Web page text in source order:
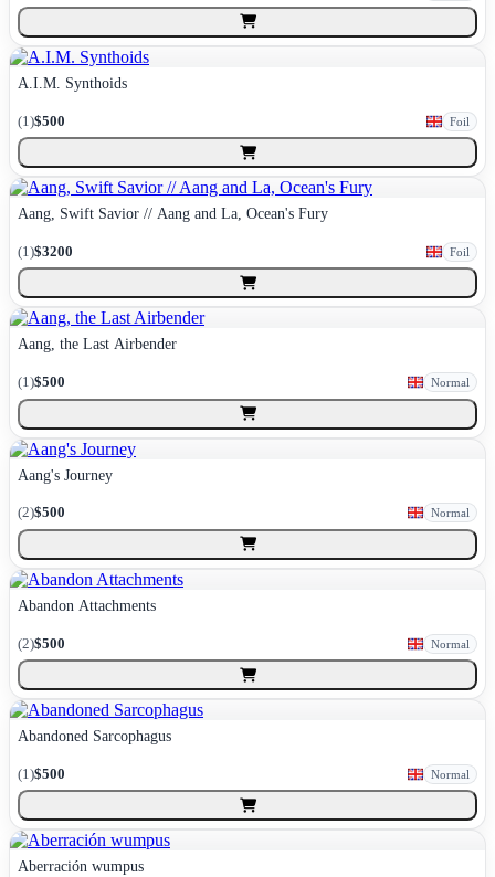
A.I.M. Synthoids
(1)$500 Foil
Aang, Swift Savior // Aang and La, Ocean's Fury
(1)$3200 Foil
Aang, the Last Airbender
(1)$500 Normal
Aang's Journey
(2)$500 Normal
Abandon Attachments
(2)$500 Normal
Abandoned Sarcophagus
(1)$500 Normal
Aberración wumpus